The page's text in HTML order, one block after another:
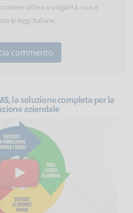
offese e volgarità, non è
le leggi italiane.
, la soluzione completa per la
aziendale